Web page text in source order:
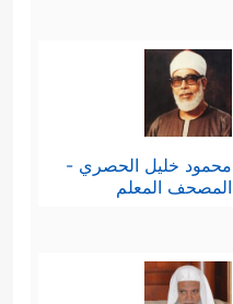
محمود خليل الحصري -
المصحف المعلم